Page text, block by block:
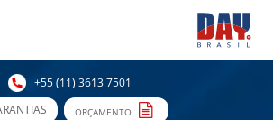
+55 (11) 3613 7501
ORÇAMENTO